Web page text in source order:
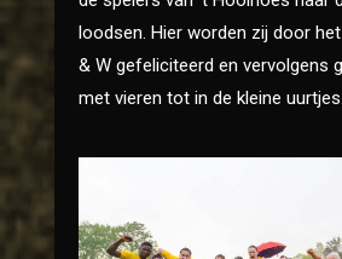
loodsen. Hier worden zij door
& W gefeliciteerd en vervolgens
met vieren tot in de kleine uurtjes.